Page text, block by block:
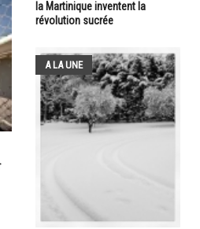
la Martinique inventent la
révolution sucrée
A LA UNE